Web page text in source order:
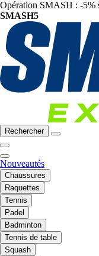
Opération SMASH : -5%
SMASH5
Rechercher
Nouveautés
Chaussures
Raquettes
Tennis
Padel
Badminton
Tennis de table
Squash